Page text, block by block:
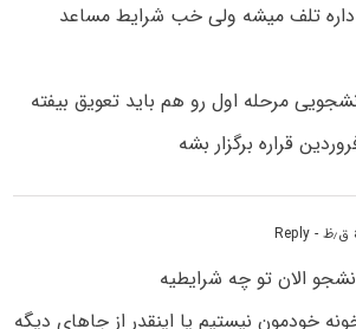
داره تلف میشه ولی خب شرایط مساعد
مرحله اول رو هم باید تعویق بیفته
قراره برگزار بشه
- Reply
الان تو چه شرایطیه
خودمون نیستیم یا اینقدر از جاهای دیگه